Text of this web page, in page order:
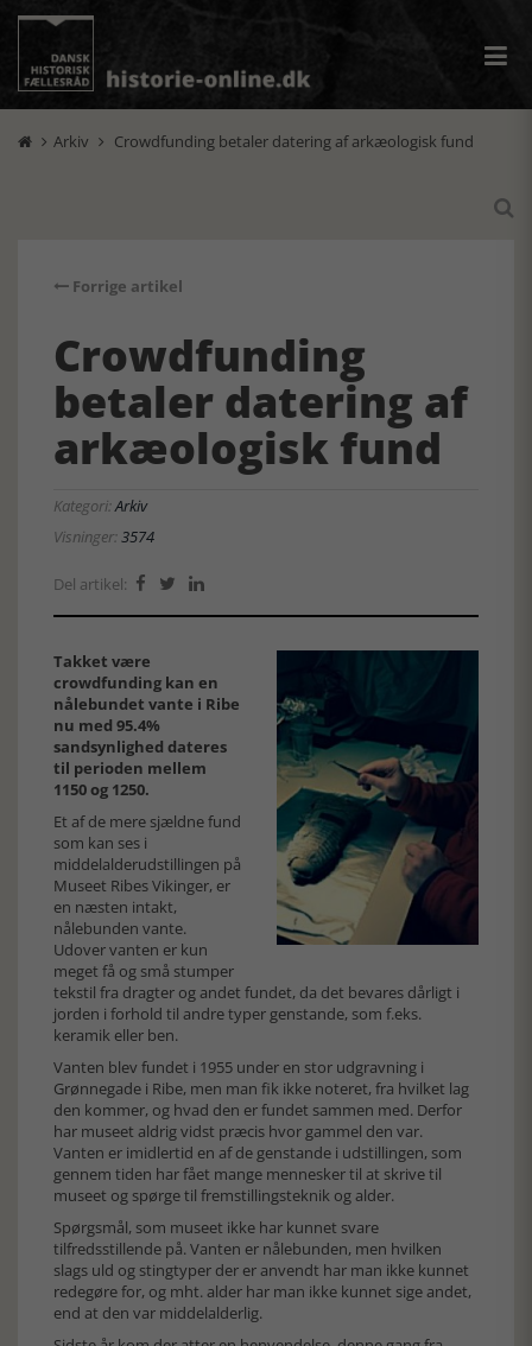
 Arkiv  Crowdfunding betaler datering af arkæologisk fund

Forrige artikel
Crowdfunding
betaler datering af
arkæologisk fund
Kategori:Arkiv
Visninger:3574
Del artikel:   
Takket være
crowdfunding kan en
nålebundet vante i Ribe
nu med 95.4%
sandsynlighed dateres
til perioden mellem
1150 og 1250.
Et af de mere sjældne fund
som kan ses i
middelalderudstillingen på
Museet Ribes Vikinger, er
en næsten intakt,
nålebunden vante.
Udover vanten er kun
meget få og små stumper
tekstil fra dragter og andet fundet, da det bevares dårligt i
jorden i forhold til andre typer genstande, som f.eks.
keramik eller ben.
Vanten blev fundet i 1955 under en stor udgravning i
Grønnegade i Ribe, men man fik ikke noteret, fra hvilket lag
den kommer, og hvad den er fundet sammen med. Derfor
har museet aldrig vidst præcis hvor gammel den var.
Vanten er imidlertid en af de genstande i udstillingen, som
gennem tiden har fået mange mennesker til at skrive til
museet og spørge til fremstillingsteknik og alder.
Spørgsmål, som museet ikke har kunnet svare
tilfredsstillende på. Vanten er nålebunden, men hvilken
slags uld og stingtyper der er anvendt har man ikke kunnet
redegøre for, og mht. alder har man ikke kunnet sige andet,
end at den var middelalderlig.